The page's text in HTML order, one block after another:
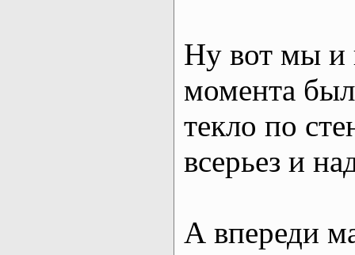
Ну вот мы и
момента
текло по
всерьез и
А впереди